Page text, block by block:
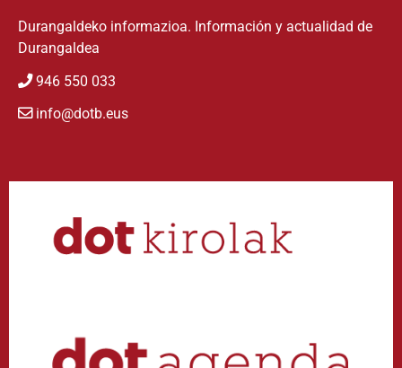
Durangaldeko informazioa. Información y actualidad de
Durangaldea
946 550 033
info@dotb.eus